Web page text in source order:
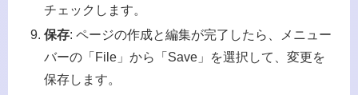
チェックします。
保存: ページの作成と編集が完了したら、メニュー
バーの「File」から「Save」を選択して、変更を
保存します。